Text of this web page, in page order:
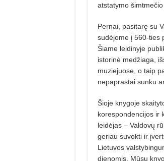
atstatymo šimtmečio
Pernai, pasitarę su
sudėjome į 560-ties
Šiame leidinyje
istorinė medžiaga,
muziejuose, o taip
nepaprastai sunku
Šioje knygoje
korespondencijos ir
leidėjas – Valdovų
geriau suvokti ir
Lietuvos
dienomis. Mūsų